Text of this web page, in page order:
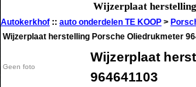
Wijzerplaat
Autokerkhof :: auto onderdelen TE KOOP >
Wijzerplaat herstelling Porsche Oliedrukmeter
Geen foto
Wijzerplaat
964641103